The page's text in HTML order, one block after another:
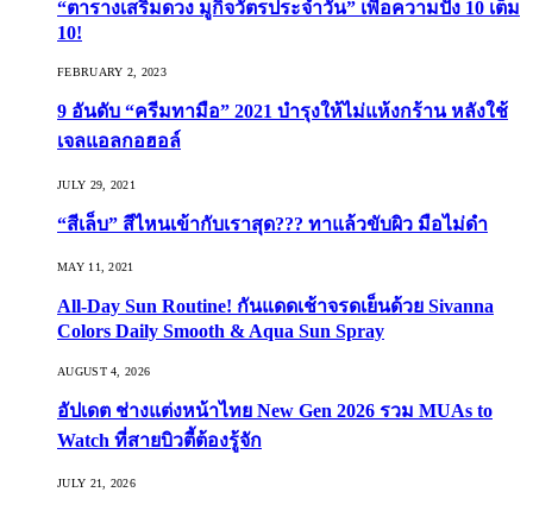
“ตารางเสริมดวง มูกิจวัตรประจำวัน” เพื่อความปัง 10 เต็ม
10!
FEBRUARY 2, 2023
9 อันดับ “ครีมทามือ” 2021 บำรุงให้ไม่แห้งกร้าน หลังใช้
เจลแอลกอฮอล์
JULY 29, 2021
“สีเล็บ” สีไหนเข้ากับเราสุด??? ทาแล้วขับผิว มือไม่ดำ
MAY 11, 2021
All-Day Sun Routine! กันแดดเช้าจรดเย็นด้วย Sivanna
Colors Daily Smooth & Aqua Sun Spray
AUGUST 4, 2026
อัปเดต ช่างแต่งหน้าไทย New Gen 2026 รวม MUAs to
Watch ที่สายบิวตี้ต้องรู้จัก
JULY 21, 2026